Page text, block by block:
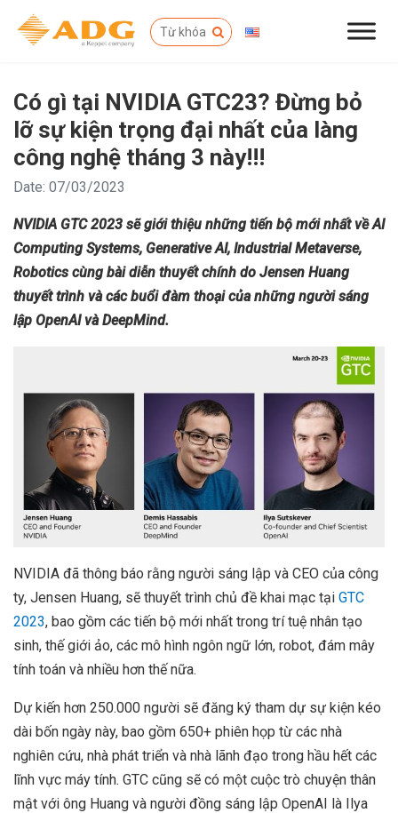
Có gì tại NVIDIA GTC23? Đừng bỏ
lỡ sự kiện trọng đại nhất của làng
công nghệ tháng 3 này!!!
Date: 07/03/2023
NVIDIA GTC 2023 sẽ giới thiệu những tiến bộ mới nhất về AI
Computing Systems, Generative AI, Industrial Metaverse,
Robotics cùng bài diễn thuyết chính do Jensen Huang
thuyết trình và các buổi đàm thoại của những người sáng
lập OpenAI và DeepMind.
NVIDIA đã thông báo rằng người sáng lập và CEO của công
ty, Jensen Huang, sẽ thuyết trình chủ đề khai mạc tại GTC
2023, bao gồm các tiến bộ mới nhất trong trí tuệ nhân tạo
sinh, thế giới ảo, các mô hình ngôn ngữ lớn, robot, đám mây
tính toán và nhiều hơn thế nữa.
Dự kiến ​​hơn 250.000 người sẽ đăng ký tham dự sự kiện kéo
dài bốn ngày này, bao gồm 650+ phiên họp từ các nhà
nghiên cứu, nhà phát triển và nhà lãnh đạo trong hầu hết các
lĩnh vực máy tính. GTC cũng sẽ có một cuộc trò chuyện thân
mật với ông Huang và người đồng sáng lập OpenAI là Ilya